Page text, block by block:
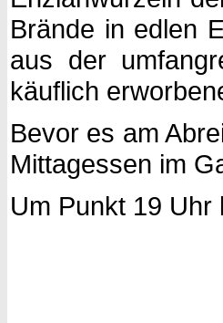
Brände in edlen
aus der
käuflich
Bevor es am
Mittagessen im
Um Punkt 19 Uhr